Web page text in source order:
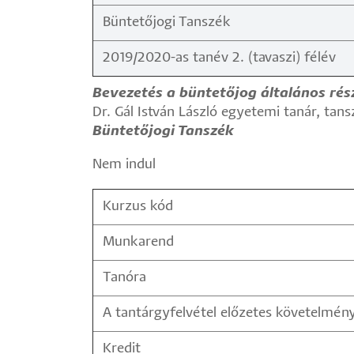
Büntetőjogi Tanszék
2019/2020-as tanév 2. (tavaszi) félév
Bevezetés a büntetőjog általános
Dr. Gál István László egyetemi tanár,
Büntetőjogi Tanszék
Nem indul
Kurzus kód
Munkarend
Tanóra
A tantárgyfelvétel előzetes
Kredit